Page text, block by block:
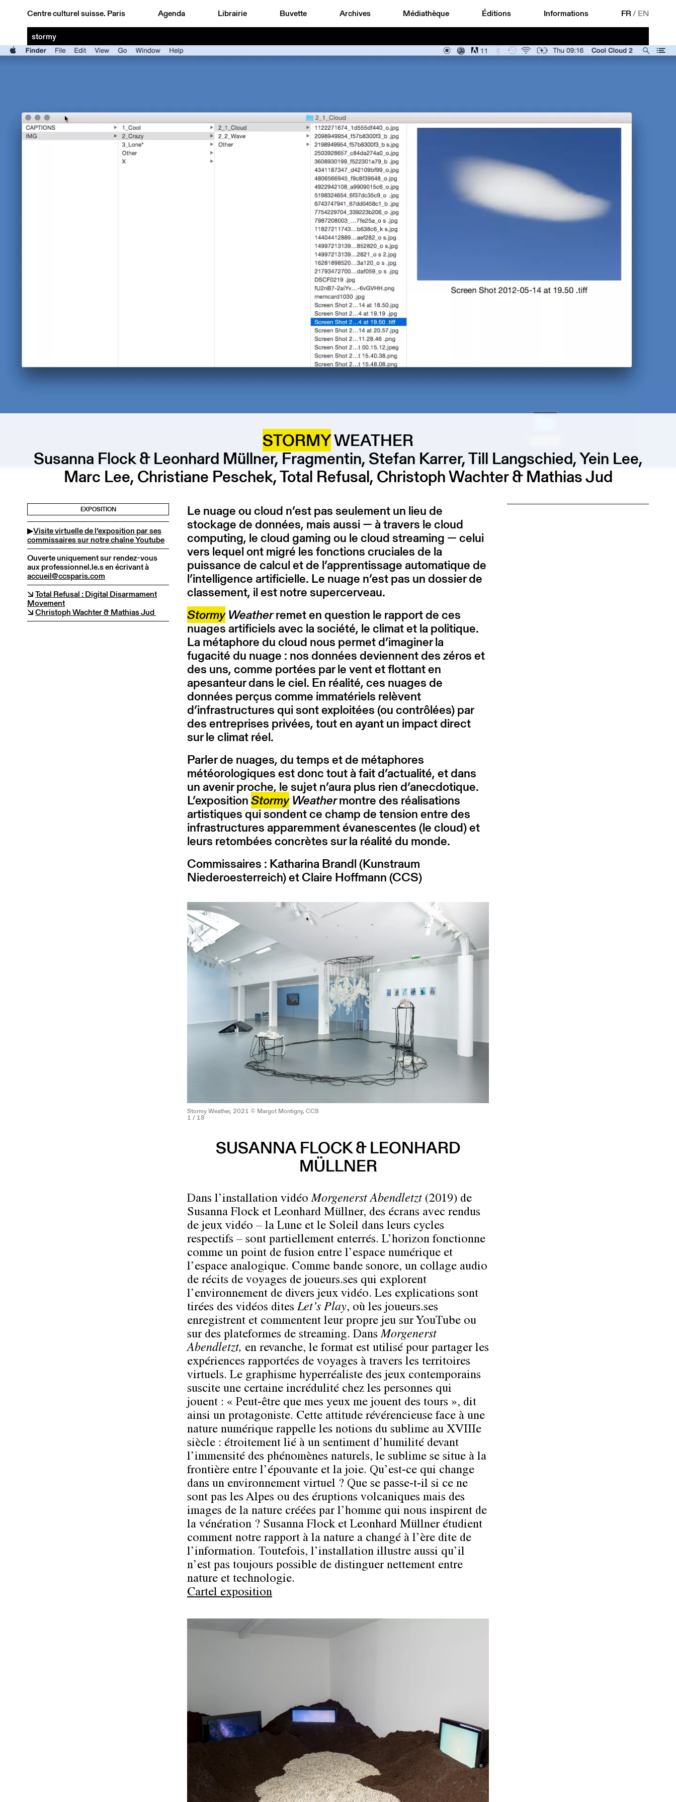
Centre culturel suisse. Paris Agenda Librairie Buvette Archives Médiathèque Éditions Informations FR/ EN
STORMYWEATHER
Susanna Flock & Leonhard Müllner, Fragmentin, Stefan Karrer, Till Langschied, Yein Lee,
Marc Lee, Christiane Peschek, Total Refusal, Christoph Wachter & Mathias Jud
EXPOSITION
▶Visite virtuelle de l’exposition par ses
commissaires sur notre chaîne Youtube
Ouverte uniquement sur rendez-vous
aux professionnel.le.s en écrivant à
accueil@ccsparis.com
↘Total Refusal : Digital Disarmament
Movement
↘ChristophWachter & Mathias Jud
Le nuage ou cloud n’est pas seulement un lieu de
stockage de données, mais aussi — à travers le cloud
computing, le cloud gaming ou le cloud streaming — celui
vers lequel ont migré les fonctions cruciales de la
puissance de calcul et de l’apprentissage automatique de
l’intelligence artificielle. Le nuage n’est pas un dossier de
classement, il est notre supercerveau.
StormyWeatherremet en question le rapport de ces
nuages artificiels avec la société, le climat et la politique.
La métaphore du cloud nous permet d’imaginer la
fugacité du nuage : nos données deviennent des zéros et
des uns, comme portées par le vent et flottant en
apesanteur dans le ciel. En réalité, ces nuages de
données perçus comme immatériels relèvent
d’infrastructures qui sont exploitées (ou contrôlées) par
des entreprises privées, tout en ayant un impact direct
sur le climat réel.
Parler de nuages, du temps et de métaphores
météorologiques est donc tout à fait d’actualité, et dans
un avenir proche, le sujet n’aura plus rien d’anecdotique.
L’expositionStormyWeathermontre des réalisations
artistiques qui sondent ce champ de tension entre des
infrastructures apparemment évanescentes (le cloud) et
leurs retombées concrètes sur la réalité du monde.
Commissaires : Katharina Brandl (Kunstraum
Niederoesterreich) et Claire Hoffmann (CCS)
Stormy Weather, 2021 © Margot Montigny, CCS
1 / 18
SUSANNA FLOCK & LEONHARD
MÜLLNER
Dans l’installation vidéoMorgenerst Abendletzt (2019) de
Susanna Flock et Leonhard Müllner, des écrans avec rendus
de jeux vidéo – la Lune et le Soleil dans leurs cycles
respectifs – sont partiellement enterrés. L’horizon fonctionne
comme un point de fusion entre l’espace numérique et
l’espace analogique. Comme bande sonore, un collage audio
de récits de voyages de joueurs.ses qui explorent
l’environnement de divers jeux vidéo. Les explications sont
tirées des vidéos dites Let’s Play, où les joueurs.ses
enregistrent et commentent leur propre jeu sur YouTube ou
sur des plateformes de streaming. DansMorgenerst
Abendletzt, en revanche, le format est utilisé pour partager les
expériences rapportées de voyages à travers les territoires
virtuels. Le graphisme hyperréaliste des jeux contemporains
suscite une certaine incrédulité chez les personnes qui
jouent : « Peut-être que mes yeux me jouent des tours », dit
ainsi un protagoniste. Cette attitude révérencieuse face à une
nature numérique rappelle les notions du sublime au XVIIIe
siècle : étroitement lié à un sentiment d’humilité devant
l’immensité des phénomènes naturels, le sublime se situe à la
frontière entre l’épouvante et la joie. Qu’est-ce qui change
dans un environnement virtuel ? Que se passe-t-il si ce ne
sont pas les Alpes ou des éruptions volcaniques mais des
images de la nature créées par l’homme qui nous inspirent de
la vénération ? Susanna Flock et Leonhard Müllner étudient
comment notre rapport à la nature a changé à l’ère dite de
l’information. Toutefois, l’installation illustre aussi qu’il
n’est pas toujours possible de distinguer nettement entre
nature et technologie.
Cartel exposition